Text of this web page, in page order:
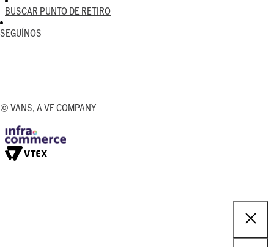
BUSCAR PUNTO DE RETIRO
SEGUÍNOS
© VANS, A VF COMPANY